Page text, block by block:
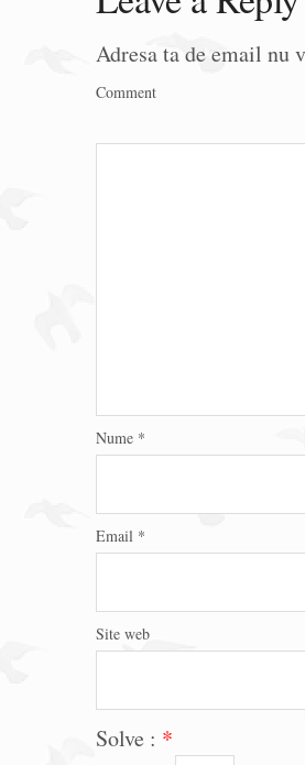
Adresa ta de email nu
Comment
Nume *
Email *
Site web
Solve : *